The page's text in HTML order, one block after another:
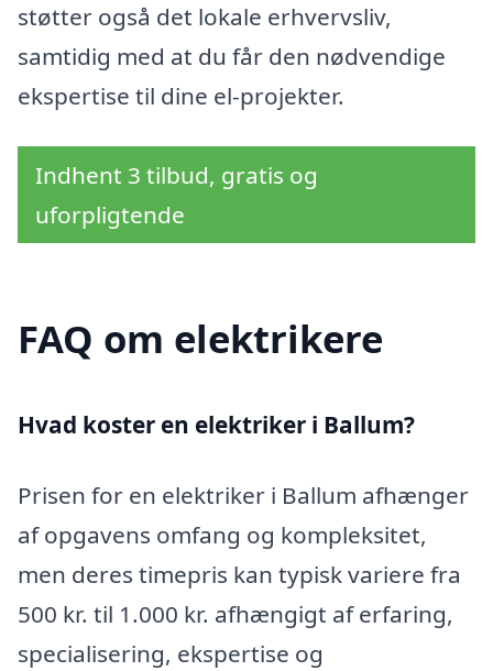
støtter også det lokale erhvervsliv,
samtidig med at du får den nødvendige
ekspertise til dine el-projekter.
Indhent 3 tilbud, gratis og
uforpligtende
FAQ om elektrikere
Hvad koster en elektriker i Ballum?
Prisen for en elektriker i Ballum afhænger
af opgavens omfang og kompleksitet,
men deres timepris kan typisk variere fra
500 kr. til 1.000 kr. afhængigt af erfaring,
specialisering, ekspertise og